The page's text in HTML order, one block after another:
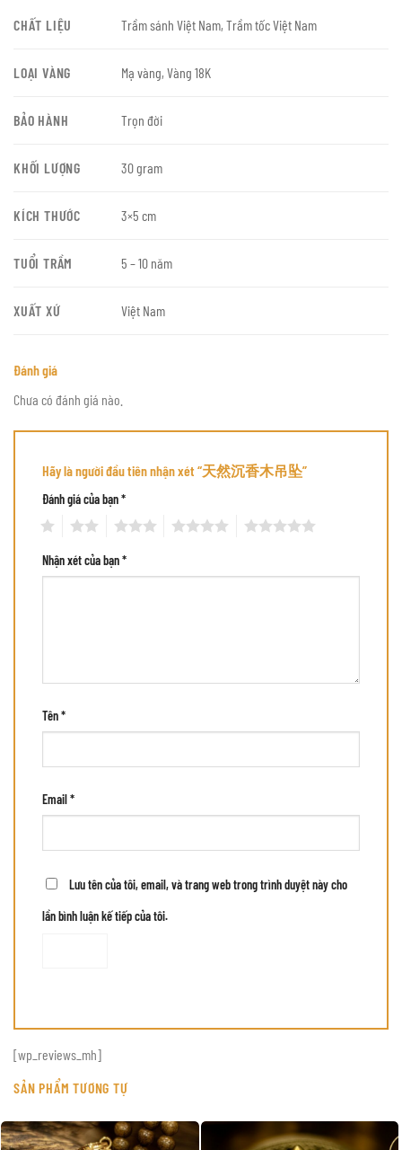
CHẤT LIỆU Trầm sánh Việt Nam, Trầm tốc Việt Nam
LOẠI VÀNG Mạ vàng, Vàng 18K
BẢO HÀNH Trọn đời
KHỐI LƯỢNG 30 gram
KÍCH THƯỚC 3×5 cm
TUỔI TRẦM 5 – 10 năm
XUẤT XỨ Việt Nam
Đánh giá
Chưa có đánh giá nào.
Hãy là người đầu tiên nhận xét “天然沉香木吊坠”
Đánh giá của bạn*
Nhận xét của bạn*
Tên*
Email*
Lưu tên của tôi, email, và trang web trong trình duyệt này cho
lần bình luận kế tiếp của tôi.
[wp_reviews_mh]
SẢN PHẨM TƯƠNG TỰ